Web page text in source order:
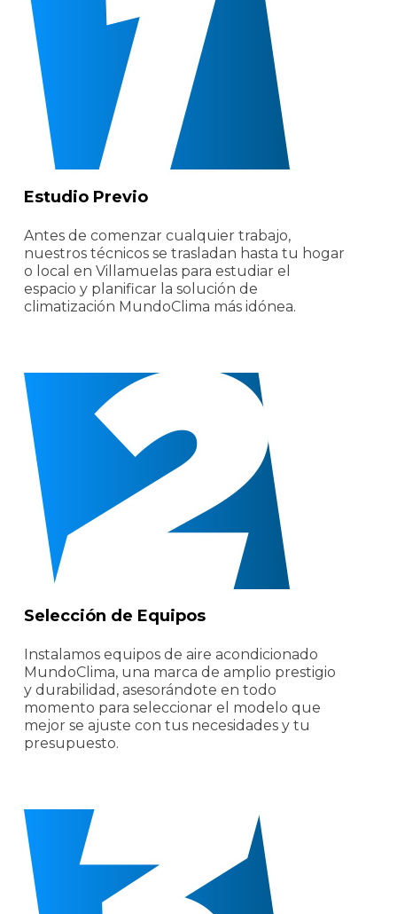
Estudio Previo
Antes de comenzar cualquier trabajo,
nuestros técnicos se trasladan hasta tu hogar
o local en Villamuelas para estudiar el
espacio y planificar la solución de
climatización MundoClima más idónea.
Selección de Equipos
Instalamos equipos de aire acondicionado
MundoClima, una marca de amplio prestigio
y durabilidad, asesorándote en todo
momento para seleccionar el modelo que
mejor se ajuste con tus necesidades y tu
presupuesto.